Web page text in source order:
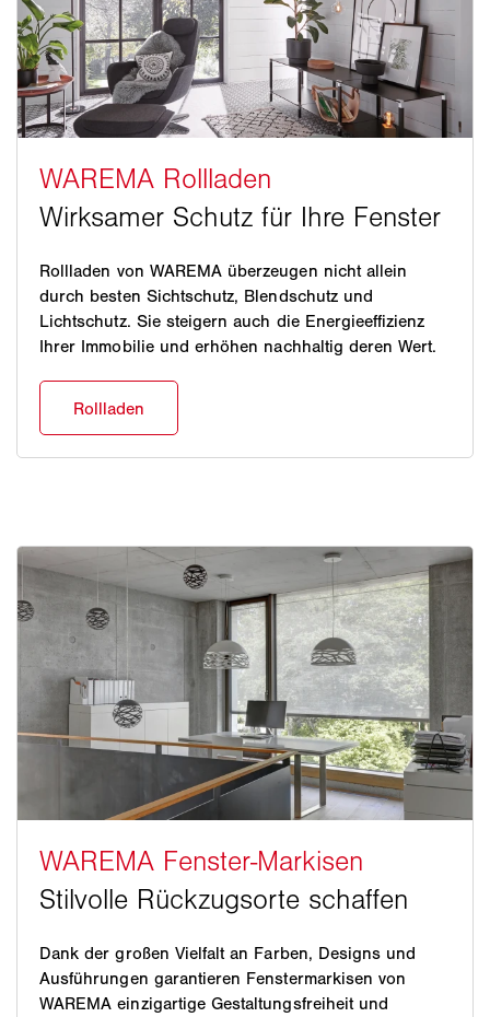
Rollladen von WAREMA überzeugen nicht allein
durch besten Sichtschutz, Blendschutz und
Lichtschutz. Sie steigern auch die Energieeffizienz
Ihrer Immobilie und erhöhen nachhaltig deren Wert.
Dank der großen Vielfalt an Farben, Designs und
Ausführungen garantieren Fenstermarkisen von
WAREMA einzigartige Gestaltungsfreiheit und